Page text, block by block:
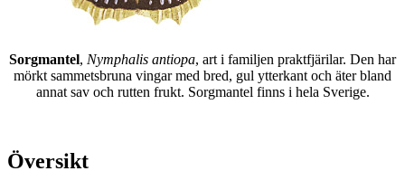
Sorgmantel, Nymphalis antiopa, art i familjen praktfjärilar. Den har
mörkt sammetsbruna vingar med bred, gul ytterkant och äter bland
annat sav och rutten frukt. Sorgmantel finns i hela Sverige.
Översikt